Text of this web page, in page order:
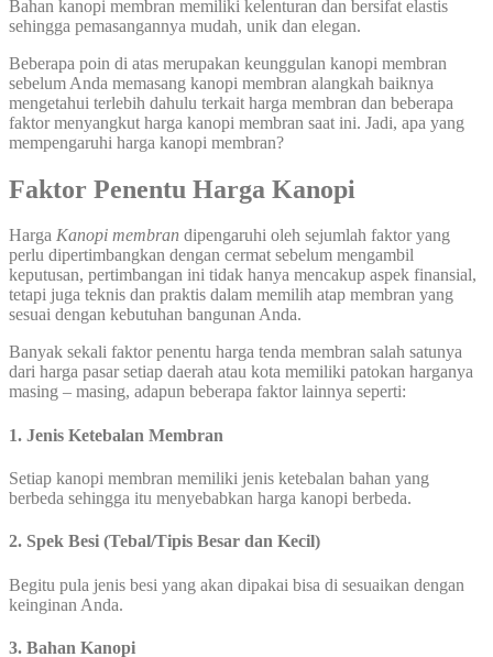
Bahan kanopi membran memiliki kelenturan dan bersifat elastis
sehingga pemasangannya mudah, unik dan elegan.
Beberapa poin di atas merupakan keunggulan kanopi membran
sebelum Anda memasang kanopi membran alangkah baiknya
mengetahui terlebih dahulu terkait harga membran dan beberapa
faktor menyangkut harga kanopi membran saat ini. Jadi, apa yang
mempengaruhi harga kanopi membran?
Faktor Penentu Harga Kanopi
Harga Kanopi membran dipengaruhi oleh sejumlah faktor yang
perlu dipertimbangkan dengan cermat sebelum mengambil
keputusan, pertimbangan ini tidak hanya mencakup aspek finansial,
tetapi juga teknis dan praktis dalam memilih atap membran yang
sesuai dengan kebutuhan bangunan Anda.
Banyak sekali faktor penentu harga tenda membran salah satunya
dari harga pasar setiap daerah atau kota memiliki patokan harganya
masing – masing, adapun beberapa faktor lainnya seperti:
1. Jenis Ketebalan Membran
Setiap kanopi membran memiliki jenis ketebalan bahan yang
berbeda sehingga itu menyebabkan harga kanopi berbeda.
2. Spek Besi (Tebal/Tipis Besar dan Kecil)
Begitu pula jenis besi yang akan dipakai bisa di sesuaikan dengan
keinginan Anda.
3. Bahan Kanopi